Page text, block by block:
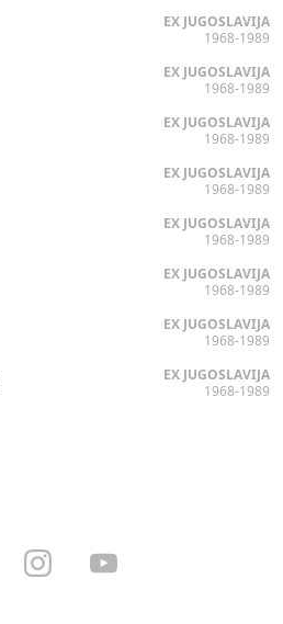
EX JUGOSLAVIJA
1968-1989
EX JUGOSLAVIJA
1968-1989
EX JUGOSLAVIJA
1968-1989
EX JUGOSLAVIJA
1968-1989
EX JUGOSLAVIJA
1968-1989
EX JUGOSLAVIJA
1968-1989
EX JUGOSLAVIJA
1968-1989
EX JUGOSLAVIJA
1968-1989